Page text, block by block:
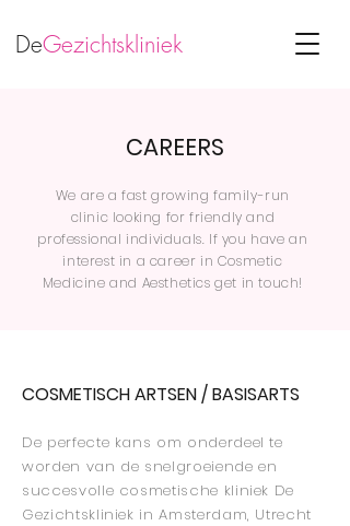
DeGezichtskliniek
CAREERS
We are a fast growing family-run
clinic looking for friendly and
professional individuals. If you have an
interest in a career in Cosmetic
Medicine and Aesthetics get in touch!
COSMETISCH ARTSEN / BASISARTS
De perfecte kans om onderdeel te
worden van de snelgroeiende en
succesvolle cosmetische kliniek De
Gezichtskliniek in Amsterdam, Utrecht